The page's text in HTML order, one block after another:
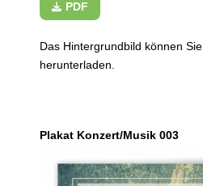
PDF
Das Hintergrundbild können Sie
herunterladen.
Plakat Konzert/Musik 003